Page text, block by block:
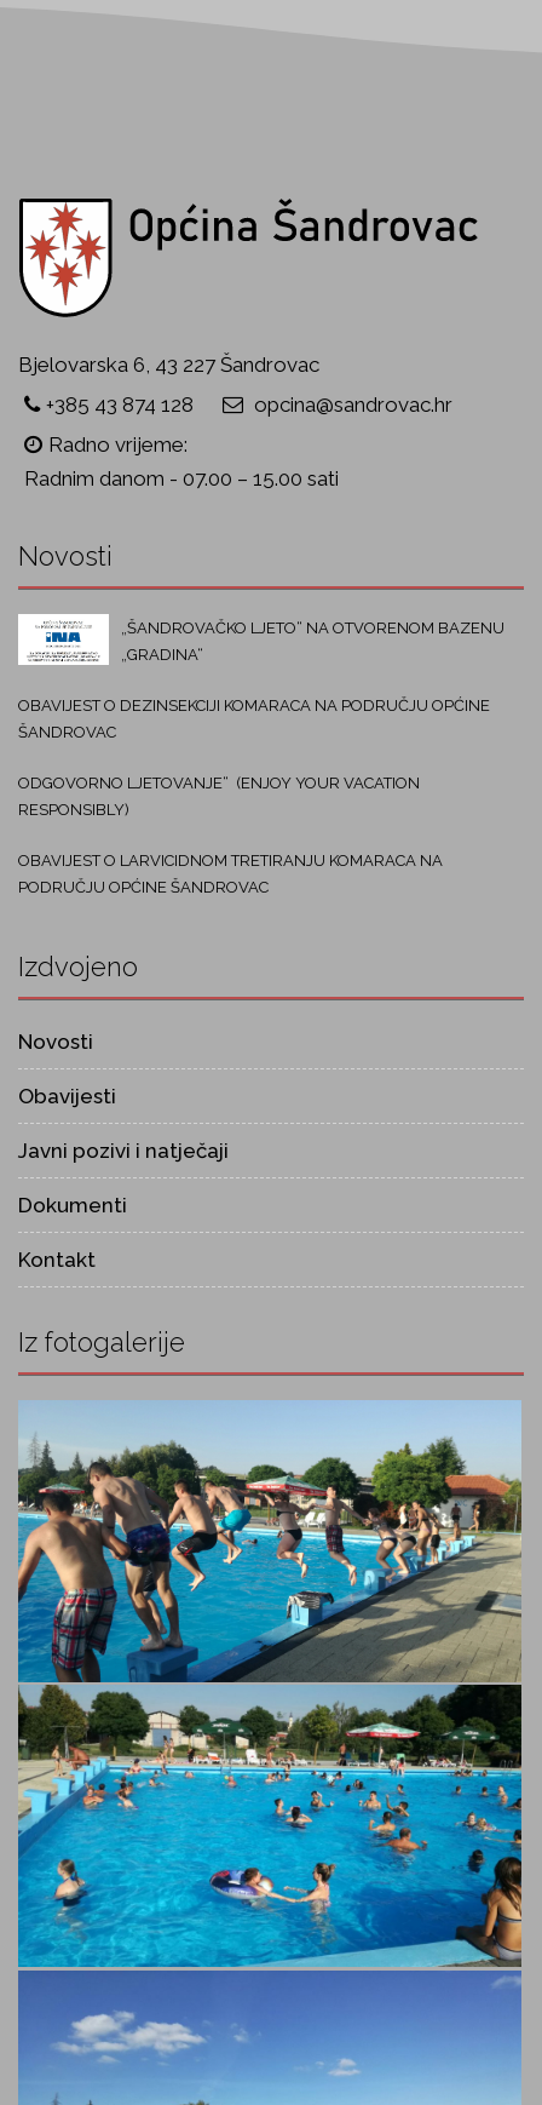
Bjelovarska 6, 43 227 Šandrovac
+385 43 874 128
opcina@sandrovac.hr
Radno vrijeme:
Radnim danom - 07.00 – 15.00 sati
Novosti
„ŠANDROVAČKO LJETO“ NA OTVORENOM BAZENU
„GRADINA“
OBAVIJEST O DEZINSEKCIJI KOMARACA NA PODRUČJU OPĆINE
ŠANDROVAC
ODGOVORNO LJETOVANJE“ (ENJOY YOUR VACATION
RESPONSIBLY)
OBAVIJEST O LARVICIDNOM TRETIRANJU KOMARACA NA
PODRUČJU OPĆINE ŠANDROVAC
Izdvojeno
Novosti
Obavijesti
Javni pozivi i natječaji
Dokumenti
Kontakt
Iz fotogalerije